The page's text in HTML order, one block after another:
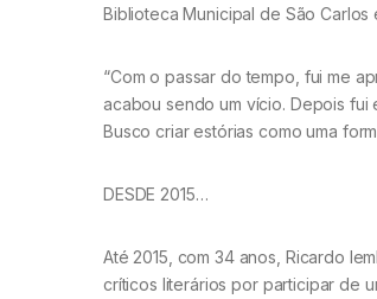
Biblioteca Municipal de São
“Com o passar do tempo, fui me
acabou sendo um vício. Depois fui
Busco criar estórias como uma
DESDE 2015…
Até 2015, com 34 anos, Ricardo
críticos literários por participar de